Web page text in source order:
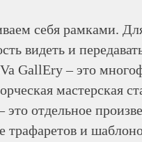
себя рамками.
видеть и
GallEry – это
мастерская
отдельное
трафаретов и